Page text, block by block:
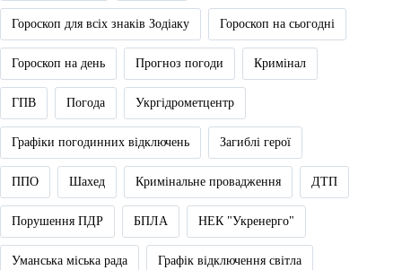
Гороскоп для всіх знаків Зодіаку Гороскоп на сьогодні
Гороскоп на день Прогноз погоди Кримінал
ГПВ Погода Укргідрометцентр
Графіки погодинних відключень Загиблі герої
ППО Шахед Кримінальне провадження ДТП
Порушення ПДР БПЛА НЕК "Укренерго"
Уманська міська рада Графік відключення світла